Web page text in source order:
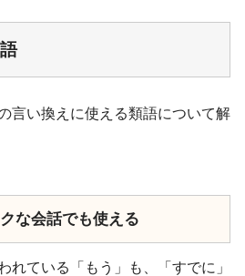
言い換えに使える類語について解
な会話でも使える
れている「もう」も、「すでに」